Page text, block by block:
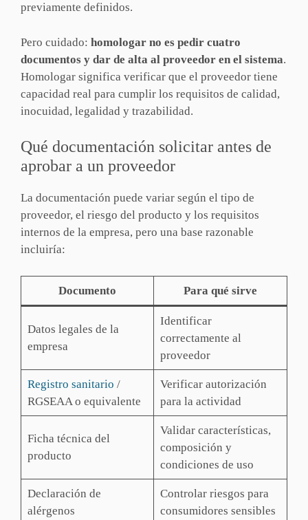
previamente definidos.
Pero cuidado: homologar no es pedir cuatro
documentos y dar de alta al proveedor en el sistema.
Homologar significa verificar que el proveedor tiene
capacidad real para cumplir los requisitos de calidad,
inocuidad, legalidad y trazabilidad.
Qué documentación solicitar antes de
aprobar a un proveedor
La documentación puede variar según el tipo de
proveedor, el riesgo del producto y los requisitos
internos de la empresa, pero una base razonable
incluiría:
Documento Para qué sirve
Datos legales de la
empresa
Identificar
correctamente al
proveedor
Registro sanitario /
RGSEAA o equivalente
Verificar autorización
para la actividad
Ficha técnica del
producto
Validar características,
composición y
condiciones de uso
Declaración de
alérgenos
Controlar riesgos para
consumidores sensibles